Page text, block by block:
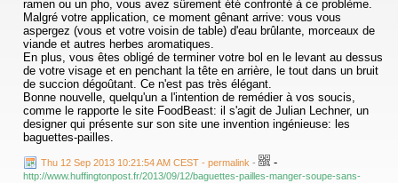
ramen ou un pho, vous avez sûrement été confronté à ce problème.
Malgré votre application, ce moment gênant arrive: vous vous
aspergez (vous et votre voisin de table) d'eau brûlante, morceaux de
viande et autres herbes aromatiques.
En plus, vous êtes obligé de terminer votre bol en le levant au dessus
de votre visage et en penchant la tête en arrière, le tout dans un bruit
de succion dégoûtant. Ce n'est pas très élégant.
Bonne nouvelle, quelqu'un a l'intention de remédier à vos soucis,
comme le rapporte le site FoodBeast: il s'agit de Julian Lechner, un
designer qui présente sur son site une invention ingénieuse: les
baguettes-pailles.
Thu 12 Sep 2013 10:21:54 AM CEST - permalink - -
http://www.huffingtonpost.fr/2013/09/12/baguettes-pailles-manger-soupe-sans-